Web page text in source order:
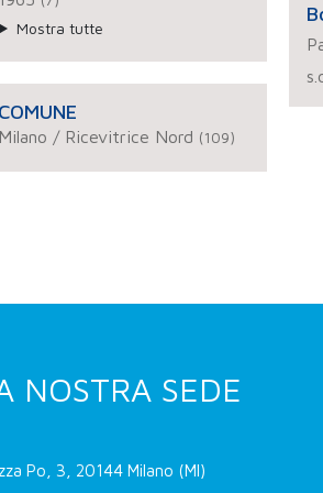
Mostra tutte
COMUNE
Milano / Ricevitrice Nord (109)
NOSTRA SEDE
Po, 3, 20144 Milano (MI)